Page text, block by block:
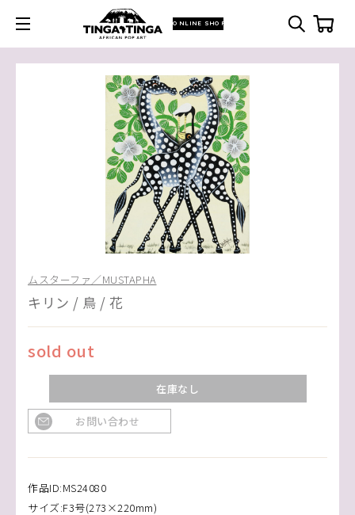
ONLINE SHOP
ムスターファ／MUSTAPHA
キリン / 鳥 / 花
sold out
在庫なし
お問い合わせ
作品ID:MS24080
サイズ:F3号(273×220mm)